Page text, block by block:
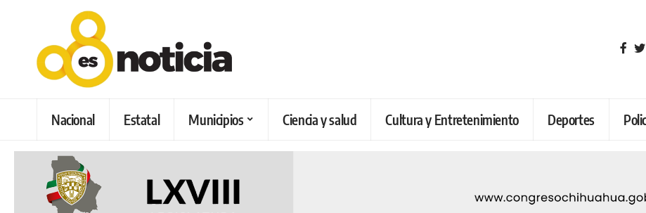
Nacional Estatal Municipios Ciencia y salud Cultura y Entretenimiento Deportes